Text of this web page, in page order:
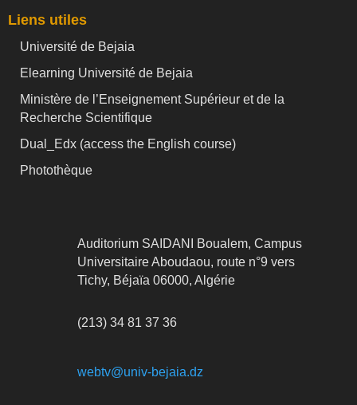
Liens utiles
Université de Bejaia
Elearning Université de Bejaia
Ministère de l’Enseignement Supérieur et de la
Recherche Scientifique
Dual_Edx (access the English course)
Photothèque
Auditorium SAIDANI Boualem, Campus
Universitaire Aboudaou, route n°9 vers
Tichy, Béjaïa 06000, Algérie
(213) 34 81 37 36
webtv@univ-bejaia.dz